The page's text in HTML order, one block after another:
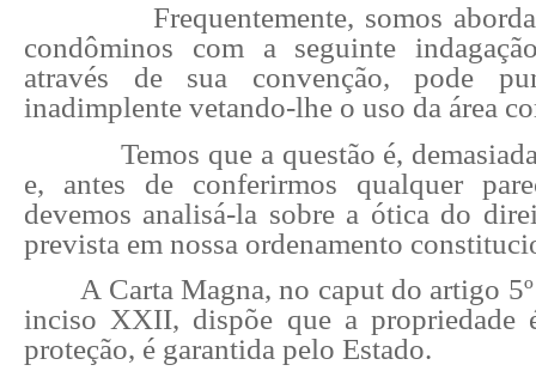
Frequentemente, somos
condôminos com a seguinte
através de sua convenção, pode
inadimplente vetando-lhe o uso da área
Temos que a questão é,
e, antes de conferirmos qualquer
devemos analisá-la sobre a ótica do
prevista em nossa ordenamento
A Carta Magna, no caput do artigo
inciso XXII, dispõe que a propriedade
proteção, é garantida pelo Estado.